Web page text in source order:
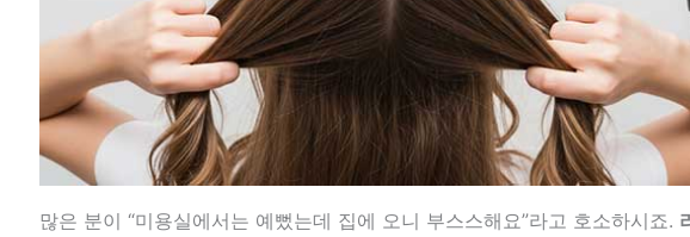
많은 분이 “미용실에서는 예뻤는데 집에 오니 부스스해요”라고 호소하시죠.